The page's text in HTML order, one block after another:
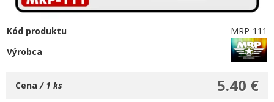
Kód produktu
MRP-111
Výrobca
5.40 €
Cena / 1 ks